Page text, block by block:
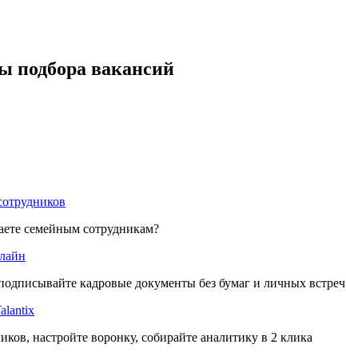
подбора вакансий
семейным сотрудникам?
кадровые документы без бумаг и личных встреч
настройте воронку, собирайте аналитику в 2 клика